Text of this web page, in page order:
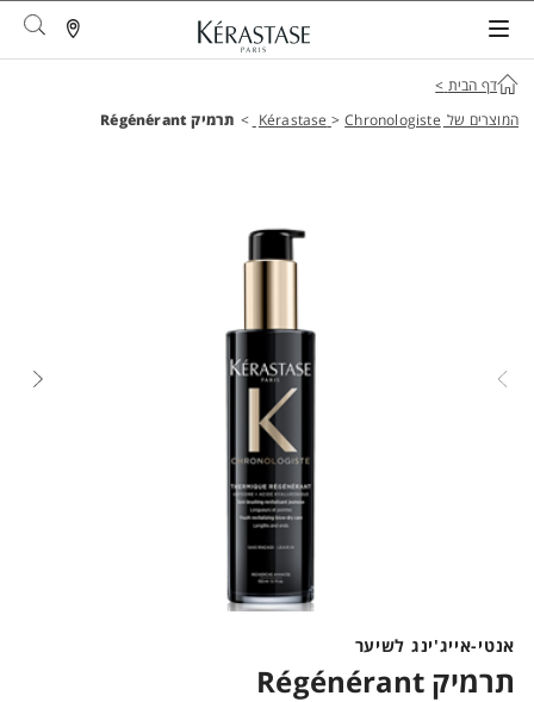
דף הבית >
המוצרים של Kérastase
> Chronologiste
> תרמיק Régénérant
אנטי-אייג'ינג לשיער
תרמיק Régénérant